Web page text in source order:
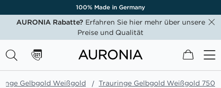
100% Made in Germany
AURONIA Rabatte? Erfahren Sie hier mehr über unsere
Preise und Qualität
Mein
Gelbgold Weißgold Trauringe Gelbgold Weißgold 750